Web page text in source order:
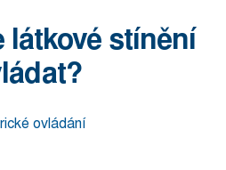
látkové stínění
ovládání